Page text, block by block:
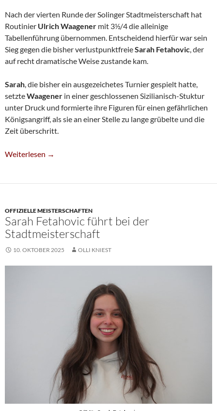
Nach der vierten Runde der Solinger Stadtmeisterschaft hat
Routinier Ulrich Waagener mit 3½/4 die alleinige
Tabellenführung übernommen. Entscheidend hierfür war sein
Sieg gegen die bisher verlustpunktfreieSarah Fetahovic, der
auf recht dramatische Weise zustande kam.
Sarah, die bisher ein ausgezeichetes Turnier gespielt hatte,
setzteWaagener in einer geschlossenen Sizilianisch-Stuktur
unter Druck und formierte ihre Figuren für einen gefährlichen
Königsangriff, als sie an einer Stelle zu lange grübelte und die
Zeit überschritt.
Uli Waagener Übernimmt Tabellenführung
Weiterlesen →
OFFIZIELLE MEISTERSCHAFTEN
Sarah Fetahovic führt bei der
Stadtmeisterschaft
10. OKTOBER 2025 OLLI KNIEST